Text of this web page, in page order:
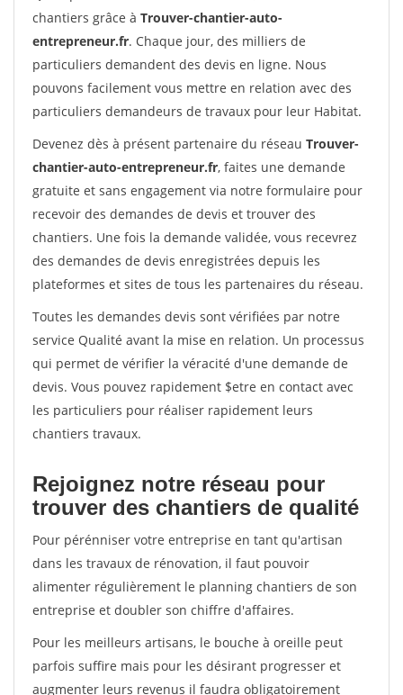
chantiers grâce à Trouver-chantier-auto-
entrepreneur.fr. Chaque jour, des milliers de
particuliers demandent des devis en ligne. Nous
pouvons facilement vous mettre en relation avec des
particuliers demandeurs de travaux pour leur Habitat.
Devenez dès à présent partenaire du réseau Trouver-
chantier-auto-entrepreneur.fr, faites une demande
gratuite et sans engagement via notre formulaire pour
recevoir des demandes de devis et trouver des
chantiers. Une fois la demande validée, vous recevrez
des demandes de devis enregistrées depuis les
plateformes et sites de tous les partenaires du réseau.
Toutes les demandes devis sont vérifiées par notre
service Qualité avant la mise en relation. Un processus
qui permet de vérifier la véracité d'une demande de
devis. Vous pouvez rapidement $etre en contact avec
les particuliers pour réaliser rapidement leurs
chantiers travaux.
Rejoignez notre réseau pour
trouver des chantiers de qualité
Pour pérénniser votre entreprise en tant qu'artisan
dans les travaux de rénovation, il faut pouvoir
alimenter régulièrement le planning chantiers de son
entreprise et doubler son chiffre d'affaires.
Pour les meilleurs artisans, le bouche à oreille peut
parfois suffire mais pour les désirant progresser et
augmenter leurs revenus il faudra obligatoirement